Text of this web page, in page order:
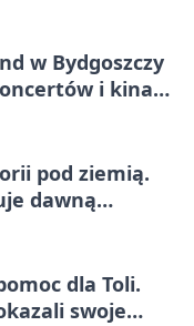
w Bydgoszczy
i kina
pod ziemią.
dawną
dla Toli.
swoje